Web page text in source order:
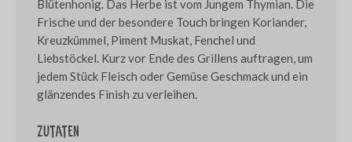
Blütenhonig. Das Herbe ist vom Jungem Thymian. Die
Frische und der besondere Touch bringen Koriander,
Kreuzkümmel, Piment Muskat, Fenchel und
Liebstöckel. Kurz vor Ende des Grillens auftragen, um
jedem Stück Fleisch oder Gemüse Geschmack und ein
glänzendes Finish zu verleihen.
Zutaten